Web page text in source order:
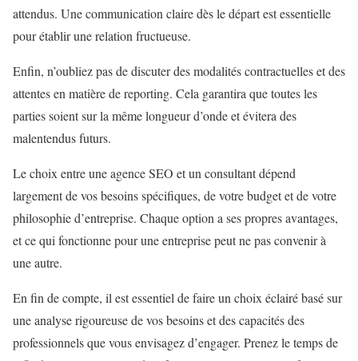
attendus. Une communication claire dès le départ est essentielle
pour établir une relation fructueuse.
Enfin, n’oubliez pas de discuter des modalités contractuelles et des
attentes en matière de reporting. Cela garantira que toutes les
parties soient sur la même longueur d’onde et évitera des
malentendus futurs.
Le choix entre une agence SEO et un consultant dépend
largement de vos besoins spécifiques, de votre budget et de votre
philosophie d’entreprise. Chaque option a ses propres avantages,
et ce qui fonctionne pour une entreprise peut ne pas convenir à
une autre.
En fin de compte, il est essentiel de faire un choix éclairé basé sur
une analyse rigoureuse de vos besoins et des capacités des
professionnels que vous envisagez d’engager. Prenez le temps de